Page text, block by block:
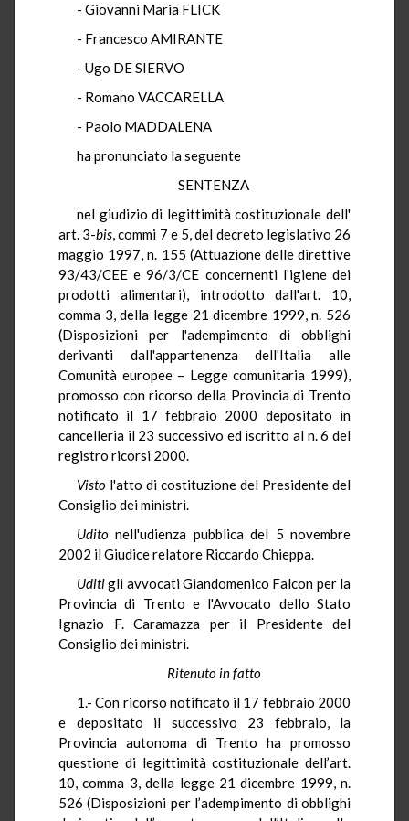
- Giovanni Maria FLICK
- Francesco AMIRANTE
- Ugo DE SIERVO
- Romano VACCARELLA
- Paolo MADDALENA
ha pronunciato la seguente
SENTENZA
nel giudizio di legittimità costituzionale dell'
art. 3-bis, commi 7 e 5, del decreto legislativo 26
maggio 1997, n. 155 (Attuazione delle direttive
93/43/CEE e 96/3/CE concernenti l’igiene dei
prodotti alimentari), introdotto dall'art. 10,
comma 3, della legge 21 dicembre 1999, n. 526
(Disposizioni per l'adempimento di obblighi
derivanti dall'appartenenza dell'Italia alle
Comunità europee – Legge comunitaria 1999),
promosso con ricorso della Provincia di Trento
notificato il 17 febbraio 2000 depositato in
cancelleria il 23 successivo ed iscritto al n. 6 del
registro ricorsi 2000.
Visto l'atto di costituzione del Presidente del
Consiglio dei ministri.
Udito nell'udienza pubblica del 5 novembre
2002 il Giudice relatore Riccardo Chieppa.
Uditigli avvocati Giandomenico Falcon per la
Provincia di Trento e l'Avvocato dello Stato
Ignazio F. Caramazza per il Presidente del
Consiglio dei ministri.
Ritenuto in fatto
1.- Con ricorso notificato il 17 febbraio 2000
e depositato il successivo 23 febbraio, la
Provincia autonoma di Trento ha promosso
questione di legittimità costituzionale dell’art.
10, comma 3, della legge 21 dicembre 1999, n.
526 (Disposizioni per l’adempimento di obblighi